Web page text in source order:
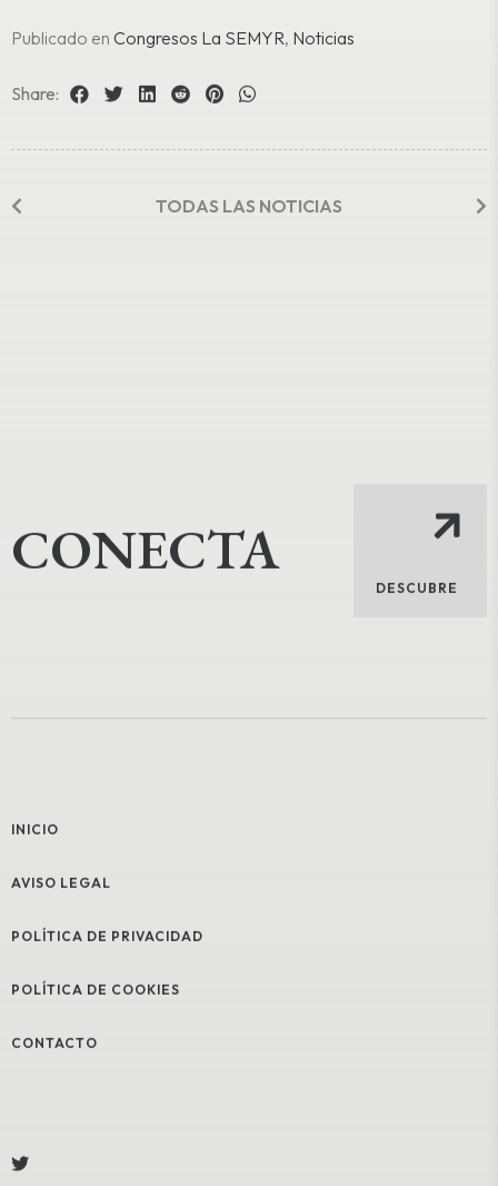
Publicado en Congresos La SEMYR, Noticias
Share:
TODAS LAS NOTICIAS
CONECTA
DESCUBRE
INICIO
AVISO LEGAL
POLÍTICA DE PRIVACIDAD
POLÍTICA DE COOKIES
CONTACTO